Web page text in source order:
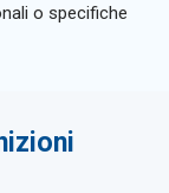
o specifiche